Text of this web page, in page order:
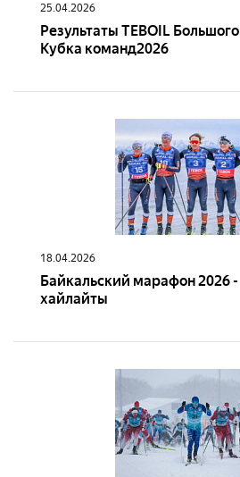
25.04.2026
Результаты TEBOIL Большого
Кубка команд2026
18.04.2026
Байкальский марафон 2026 -
хайлайты